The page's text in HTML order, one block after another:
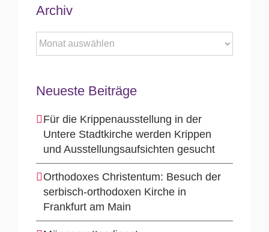
Archiv
Archiv
Neueste Beiträge
Für die Krippenausstellung in der
Untere Stadtkirche werden Krippen
und Ausstellungsaufsichten gesucht
Orthodoxes Christentum: Besuch der
serbisch-orthodoxen Kirche in
Frankfurt am Main